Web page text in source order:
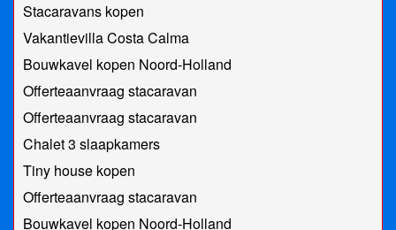
Stacaravans kopen
Vakantievilla Costa Calma
Bouwkavel kopen Noord-Holland
Offerteaanvraag stacaravan
Offerteaanvraag stacaravan
Chalet 3 slaapkamers
Tiny house kopen
Offerteaanvraag stacaravan
Bouwkavel kopen Noord-Holland